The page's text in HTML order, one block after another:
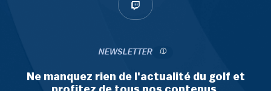
NEWSLETTER
Ne manquez rien de l'actualité du golf et